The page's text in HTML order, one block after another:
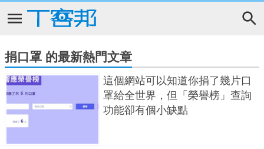
捐口罩 的最新熱門文章
這個網站可以知道你捐了幾片口
罩給全世界，但「榮譽榜」查詢
功能卻有個小缺點